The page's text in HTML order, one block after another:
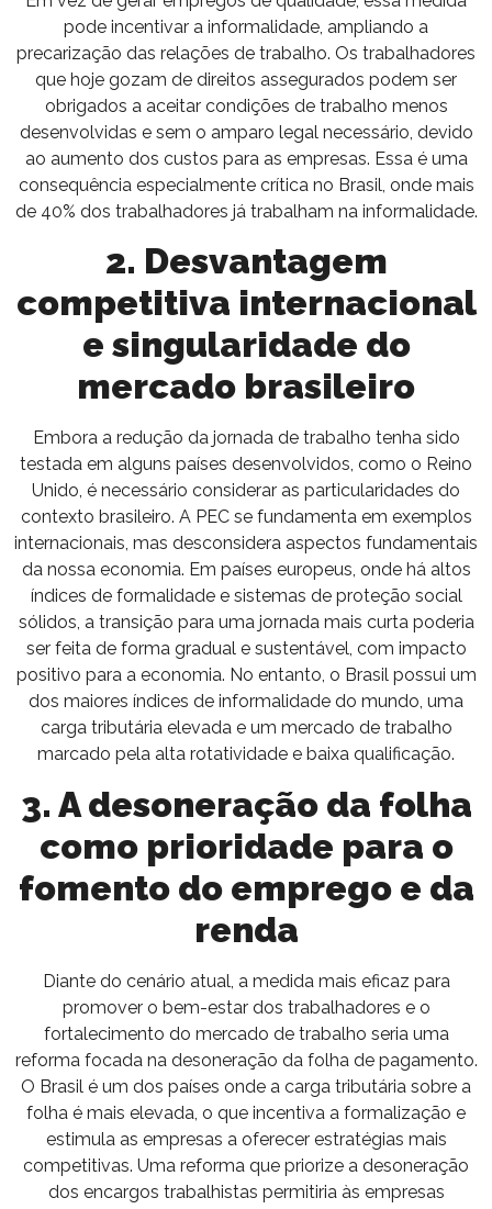
pode incentivar a informalidade, ampliando a
precarização das relações de trabalho. Os trabalhadores
que hoje gozam de direitos assegurados podem ser
obrigados a aceitar condições de trabalho menos
desenvolvidas e sem o amparo legal necessário, devido
ao aumento dos custos para as empresas. Essa é uma
consequência especialmente crítica no Brasil, onde mais
de 40% dos trabalhadores já trabalham na informalidade.
2. Desvantagem
competitiva internacional
e singularidade do
mercado brasileiro
Embora a redução da jornada de trabalho tenha sido
testada em alguns países desenvolvidos, como o Reino
Unido, é necessário considerar as particularidades do
contexto brasileiro. A PEC se fundamenta em exemplos
internacionais, mas desconsidera aspectos fundamentais
da nossa economia. Em países europeus, onde há altos
índices de formalidade e sistemas de proteção social
sólidos, a transição para uma jornada mais curta poderia
ser feita de forma gradual e sustentável, com impacto
positivo para a economia. No entanto, o Brasil possui um
dos maiores índices de informalidade do mundo, uma
carga tributária elevada e um mercado de trabalho
marcado pela alta rotatividade e baixa qualificação.
3. A desoneração da folha
como prioridade para o
fomento do emprego e da
renda
Diante do cenário atual, a medida mais eficaz para
promover o bem-estar dos trabalhadores e o
fortalecimento do mercado de trabalho seria uma
reforma focada na desoneração da folha de pagamento.
O Brasil é um dos países onde a carga tributária sobre a
folha é mais elevada, o que incentiva a formalização e
estimula as empresas a oferecer estratégias mais
competitivas. Uma reforma que priorize a desoneração
dos encargos trabalhistas permitiria às empresas